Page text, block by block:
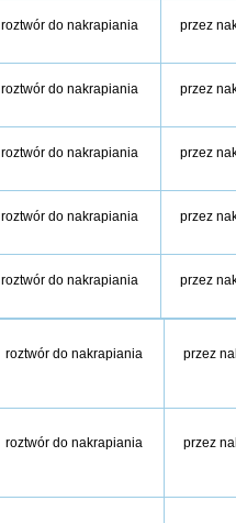
roztwór do nakrapiania przez
roztwór do nakrapiania przez
roztwór do nakrapiania przez
roztwór do nakrapiania przez
roztwór do nakrapiania przez
roztwór do nakrapiania przez
roztwór do nakrapiania przez